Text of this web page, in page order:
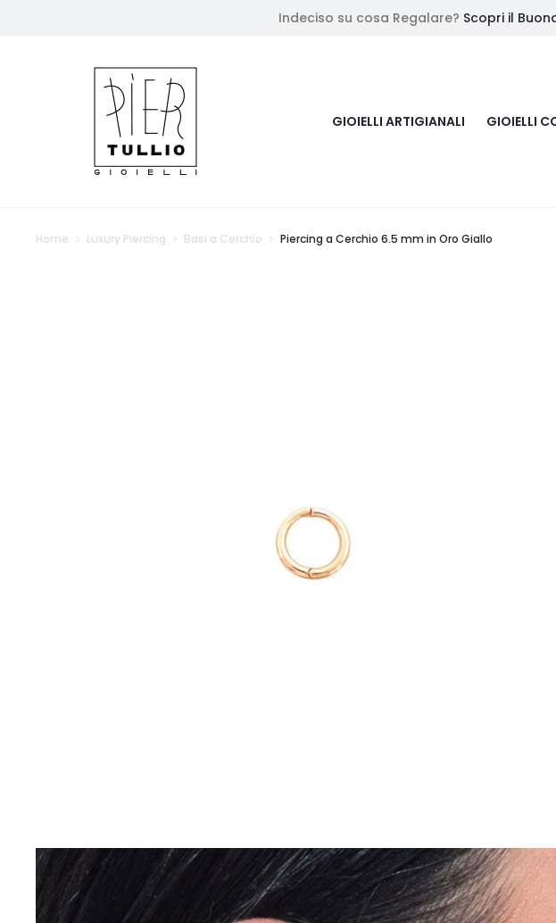
Indeciso su cosa Regalare? Scopri il
GIOIELLI ARTIGIANALI GIOIELLI
Home Luxury Piercing Basi a Cerchio Piercing a Cerchio 6.5 mm in Oro Giallo